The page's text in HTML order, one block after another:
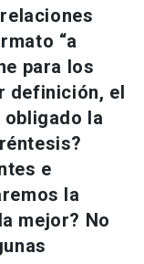
“a
para los
definición, el
la
e
la
mejor? No